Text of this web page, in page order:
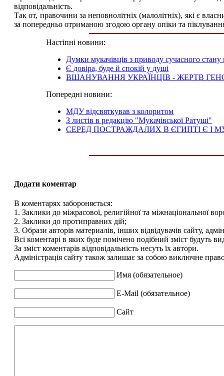
відповідальність.
Так от, правочини за неповнолітніх (малолітніх), які є
за попередньо отриманою згодою органу опіки та
Настіпні новини:
Думки мукачівців з приводу сучасного стану
Є довіра, буде й спокій у душі
ВШАНУВАННЯ УКРАЇНЦІВ - ЖЕРТВ
Попередні новини:
МДУ відсвяткував з колоритом
З листів в редакцію "Мукачівської Ратуші"
СЕРЕД ПОСТРАЖДАЛИХ В ЄГИПТІ Є І
Додати коментар
В коментарях забороняється:
1. Заклики до міжрасової, религійної та міжнаціональної
2. Заклики до протиправних дій;
3. Образи авторів материалів, інших відвідувачів сайту,
Всі коментарі в яких буде помічено подібний зміст будуть
За зміст коментарів відповідальність несуть їх автори.
Адміністрація сайту також залишає за собою виключне
Имя (обязательное)
E-Mail (обязательное)
Сайт